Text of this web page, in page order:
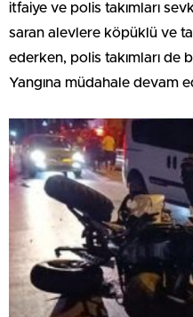
itfaiye ve polis takımları
saran alevlere köpüklü ve
ederken, polis takımları de
Yangına müdahale devam